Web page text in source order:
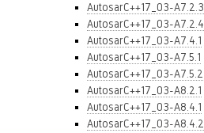
AutosarC++17_03-A7.2.3
AutosarC++17_03-A7.2.4
AutosarC++17_03-A7.4.1
AutosarC++17_03-A7.5.1
AutosarC++17_03-A7.5.2
AutosarC++17_03-A8.2.1
AutosarC++17_03-A8.4.1
AutosarC++17_03-A8.4.2